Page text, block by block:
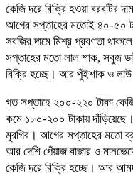
কেজি দরে বিক্রি হওয়া বরবটির
আগের সপ্তাহের মতোই ৪০-৫০
সবজির দামে মিশ্র প্রবণতা
সপ্তাহের মতো লাল শাক, সবুজ
বিক্রি হচ্ছে। আর পুঁইশাক ও
গত সপ্তাহে ২০০-২২০ টাকা
কমে ১৮০-২০০ টাকায় দাঁড়িয়েছে।
মুরগির। আগের সপ্তাহের মতো
আর দেশি পেঁয়াজ বাজার ও
কেজি দরে বিক্রি হচ্ছে। আর